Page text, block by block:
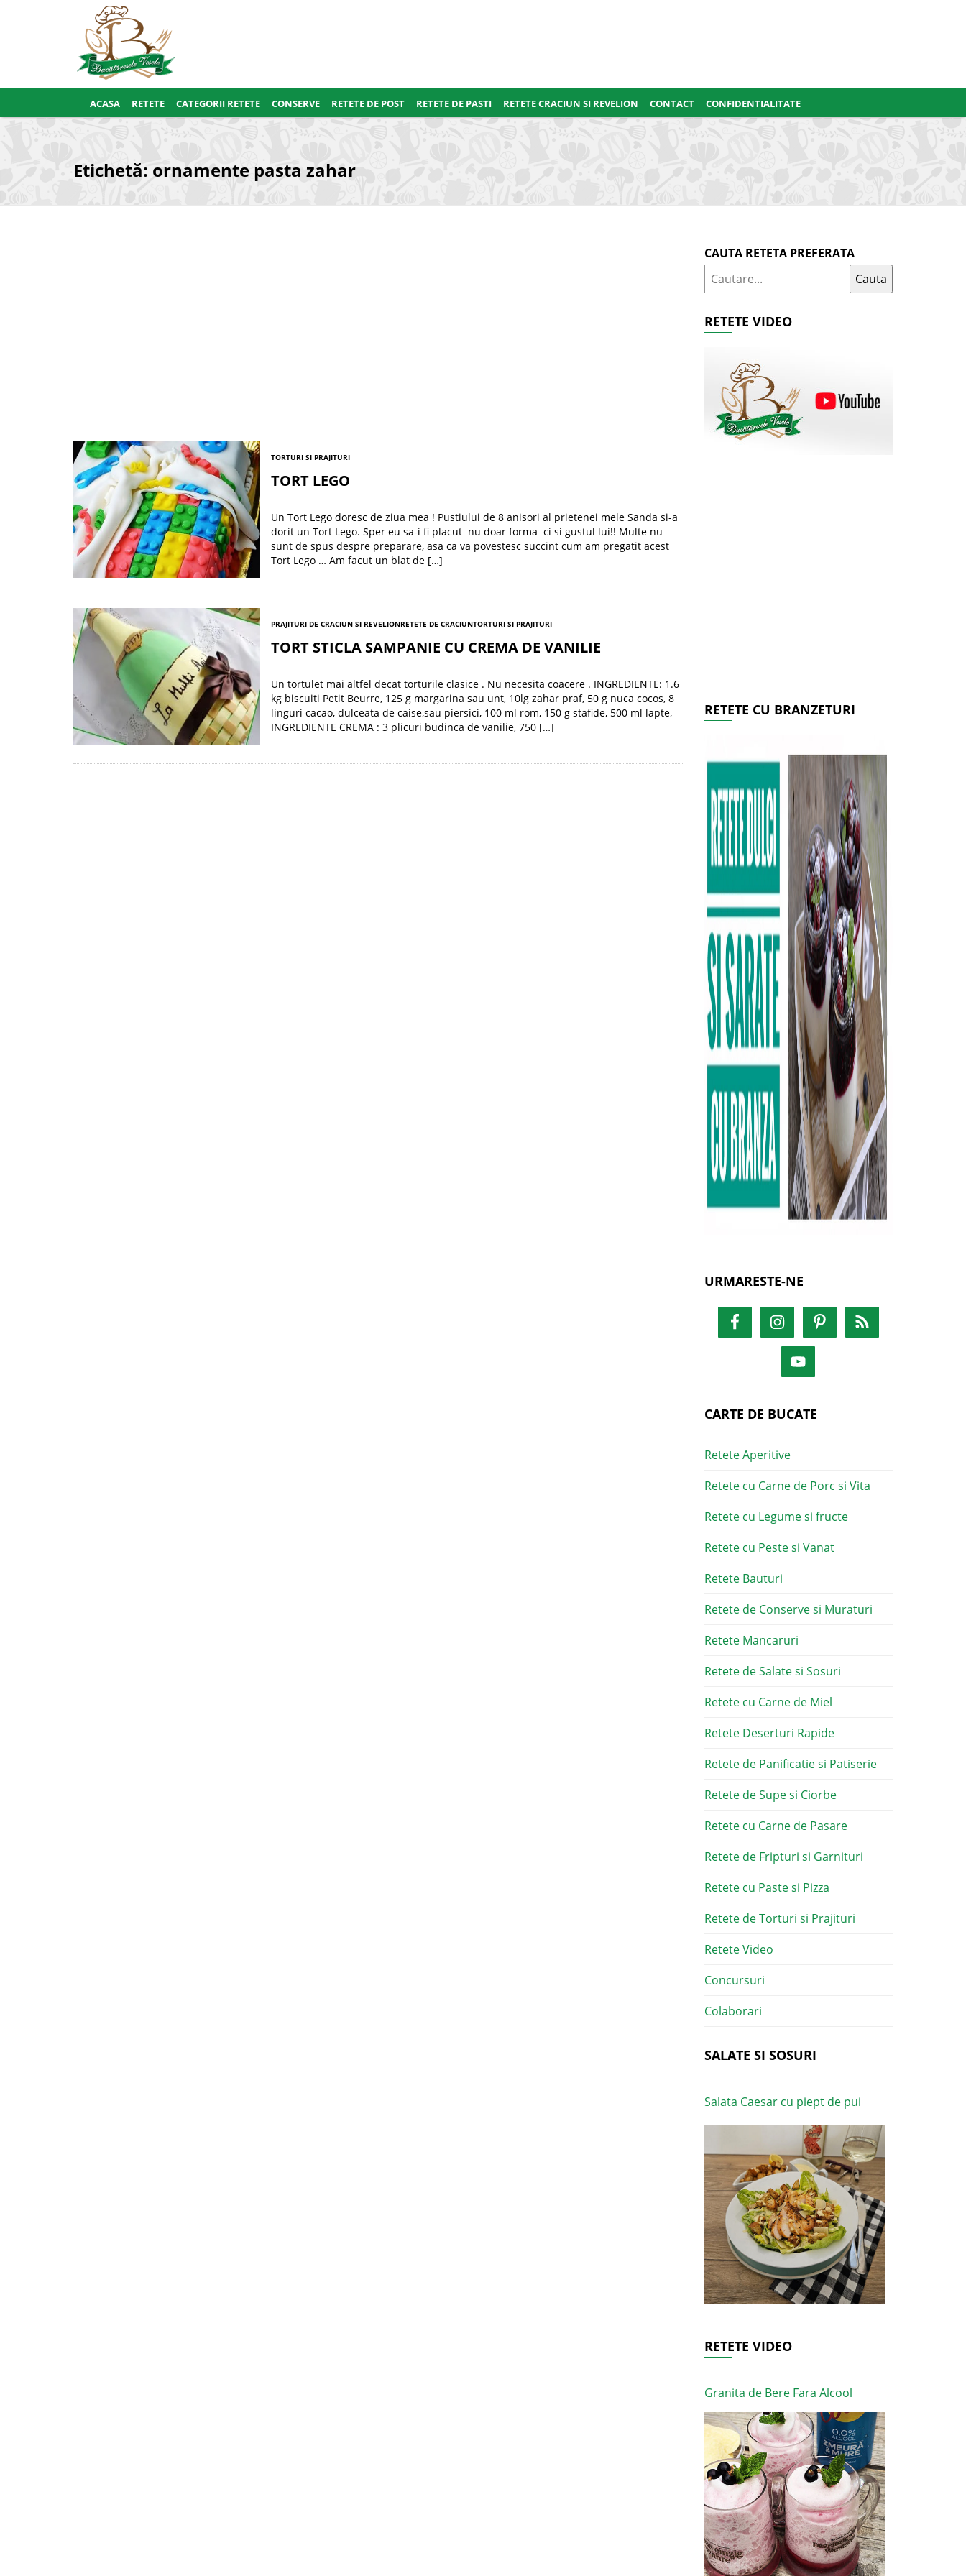
ACASA RETETE CATEGORII RETETE CONSERVE RETETE DE POST RETETE DE PASTI RETETE CRACIUN SI REVELION CONTACT CONFIDENTIALITATE
Etichetă: ornamente pasta zahar
TORTURI SI PRAJITURI
TORT LEGO
Un Tort Lego doresc de ziua mea ! Pustiului de 8 anisori al prietenei mele Sanda si-a
dorit un Tort Lego. Sper eu sa-i fi placut nu doar forma ci si gustul lui!! Multe nu
sunt de spus despre preparare, asa ca va povestesc succint cum am pregatit acest
Tort Lego … Am facut un blat de […]
PRAJITURI DE CRACIUN SI REVELIONRETETE DE CRACIUNTORTURI SI PRAJITURI
TORT STICLA SAMPANIE CU CREMA DE VANILIE
Un tortulet mai altfel decat torturile clasice . Nu necesita coacere . INGREDIENTE: 1.6
kg biscuiti Petit Beurre, 125 g margarina sau unt, 10lg zahar praf, 50 g nuca cocos, 8
linguri cacao, dulceata de caise,sau piersici, 100 ml rom, 150 g stafide, 500 ml lapte,
INGREDIENTE CREMA : 3 plicuri budinca de vanilie, 750 […]
CAUTA RETETA PREFERATA
Cauta
RETETE VIDEO
RETETE CU BRANZETURI
URMARESTE-NE
CARTE DE BUCATE
Retete Aperitive
Retete cu Carne de Porc si Vita
Retete cu Legume si fructe
Retete cu Peste si Vanat
Retete Bauturi
Retete de Conserve si Muraturi
Retete Mancaruri
Retete de Salate si Sosuri
Retete cu Carne de Miel
Retete Deserturi Rapide
Retete de Panificatie si Patiserie
Retete de Supe si Ciorbe
Retete cu Carne de Pasare
Retete de Fripturi si Garnituri
Retete cu Paste si Pizza
Retete de Torturi si Prajituri
Retete Video
Concursuri
Colaborari
SALATE SI SOSURI
Salata Caesar cu piept de pui
RETETE VIDEO
Granita de Bere Fara Alcool